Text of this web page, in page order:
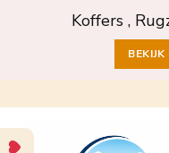
Koffers ,